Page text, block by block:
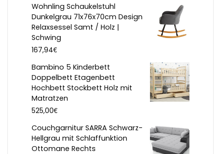
Wohnling Schaukelstuhl
Dunkelgrau 71x76x70cm Design
Relaxsessel Samt / Holz |
Schwing
167,94€
Bambino 5 Kinderbett
Doppelbett Etagenbett
Hochbett Stockbett Holz mit
Matratzen
525,00€
Couchgarnitur SARRA Schwarz-
Hellgrau mit Schlaffunktion
Ottomane Rechts